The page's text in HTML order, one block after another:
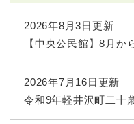
2026年8月3日更新
【中央公民館】8月か
2026年7月16日更新
令和9年軽井沢町二十